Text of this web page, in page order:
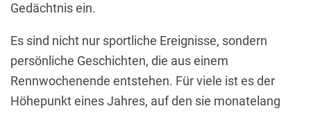
Gedächtnis ein.
Es sind nicht nur sportliche Ereignisse, sondern
persönliche Geschichten, die aus einem
Rennwochenende entstehen. Für viele ist es der
Höhepunkt eines Jahres, auf den sie monatelang